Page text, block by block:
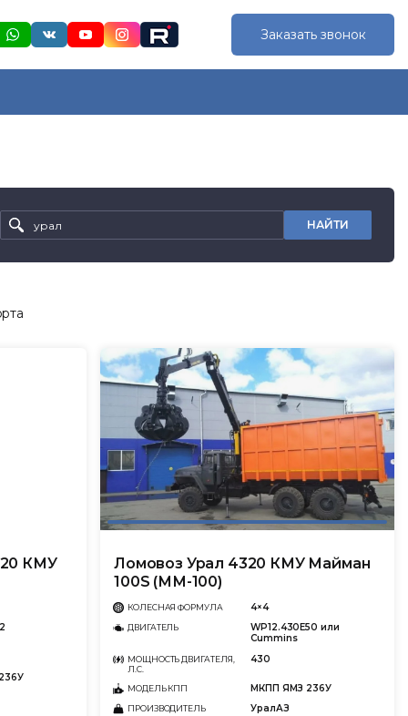
Заказать звонок
НАЙТИ
КМУ
Ломовоз Урал 4320 КМУ Майман
100S (ММ-100)
КОЛЕСНАЯ ФОРМУЛА 4×4
ДВИГАТЕЛЬ
WP12.430E50 или
Cummins
МОЩНОСТЬ ДВИГАТЕЛЯ,
Л.С.
430
МОДЕЛЬ КПП МКПП ЯМЗ 236У
ПРОИЗВОДИТЕЛЬ УралАЗ